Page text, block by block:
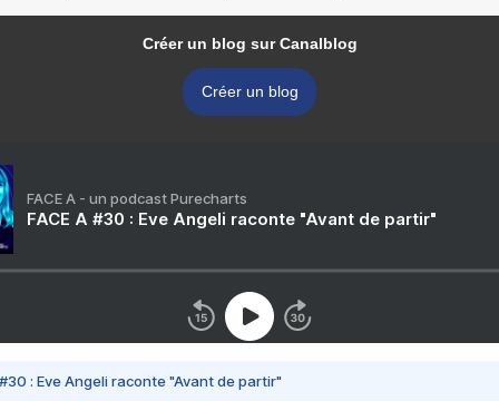
Créer un blog sur Canalblog
Créer un blog
FACE A - un podcast Purecharts
FACE A #30 : Eve Angeli raconte "Avant de partir"
#30 : Eve Angeli raconte "Avant de partir"